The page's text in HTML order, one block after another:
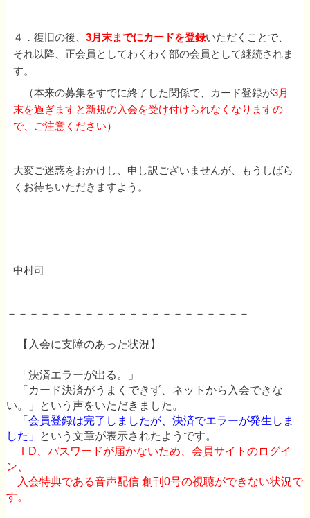
４．復旧の後、 3月末までにカードを登録いただくことで、
それ以降、正会員としてわくわく部の会員として継続されま
す。
（本来の募集をすでに終了した関係で、カード登録が3月
末を過ぎますと新規の入会を受け付けられなくなりますの
で、ご注意ください）
大変ご迷惑をおかけし、申し訳ございませんが、もうしばら
くお待ちいただきますよう。
中村司
－－－－－－－－－－－－－－－－－－－－－－
【入会に支障のあった状況】
「決済エラーが出る。」
「カード決済がうまくできず、ネットから入会できな
い。」
という声をいただきました。
「会員登録は完了しましたが、決済でエラーが発生しま
した」
という文章が表示されたようです。
ＩD、パスワードが届かないため、会員サイトのログイ
ン、
入会特典である音声配信 創刊0号の視聴ができない状況で
す。